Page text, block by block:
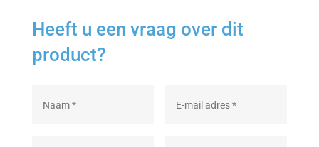
Heeft u een vraag over dit
product?